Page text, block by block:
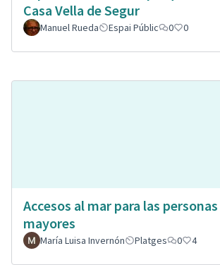
Casa Vella de Segur
Manuel Rueda Espai Públic 0 0
Accesos al mar para las personas
mayores
María Luisa Invernón Platges 0 4